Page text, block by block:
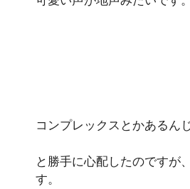
コンプレックスとかあるん
と勝手に心配したのですが
す。